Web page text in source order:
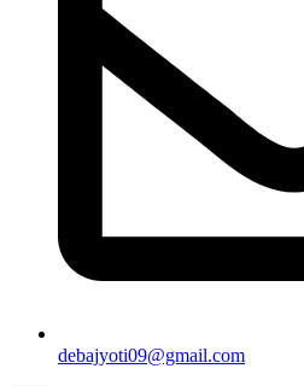
debajyoti09@gmail.com